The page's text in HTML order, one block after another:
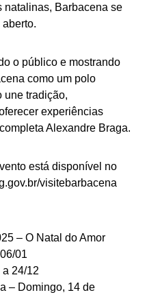
natalinas, Barbacena se
o público e mostrando
como um polo
une tradição,
experiências
Alexandre Braga.
está disponível no
visitebarbacena
– O Natal do Amor
01
a 24/12
– Domingo, 14 de